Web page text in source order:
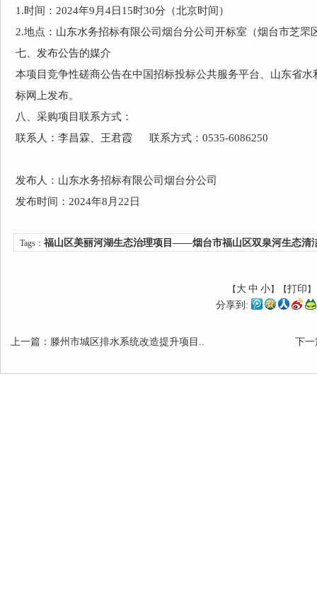
1.时间：2024年9月4日15时30分（北京时间）
2.地点：山东水务招标有限公司烟台分公司开标室（烟台市芝罘
七、发布公告的媒介
本项目竞争性磋商公告在中国招标投标公共服务平台、山东省
标网上发布。
八、采购项目联系方式：
联系人：李昌霖、王君霞 联系方式：0535-6086250
发布人：山东水务招标有限公司烟台分公司
发布时间：2024年8月22日
Tags：福山区美丽河湖生态治理项目——烟台市福山区双泉河生态清
【 大 中 小】【打印 】
分享到:
上一篇 ： 滕州市城区排水系统改造提升项目.. 下一